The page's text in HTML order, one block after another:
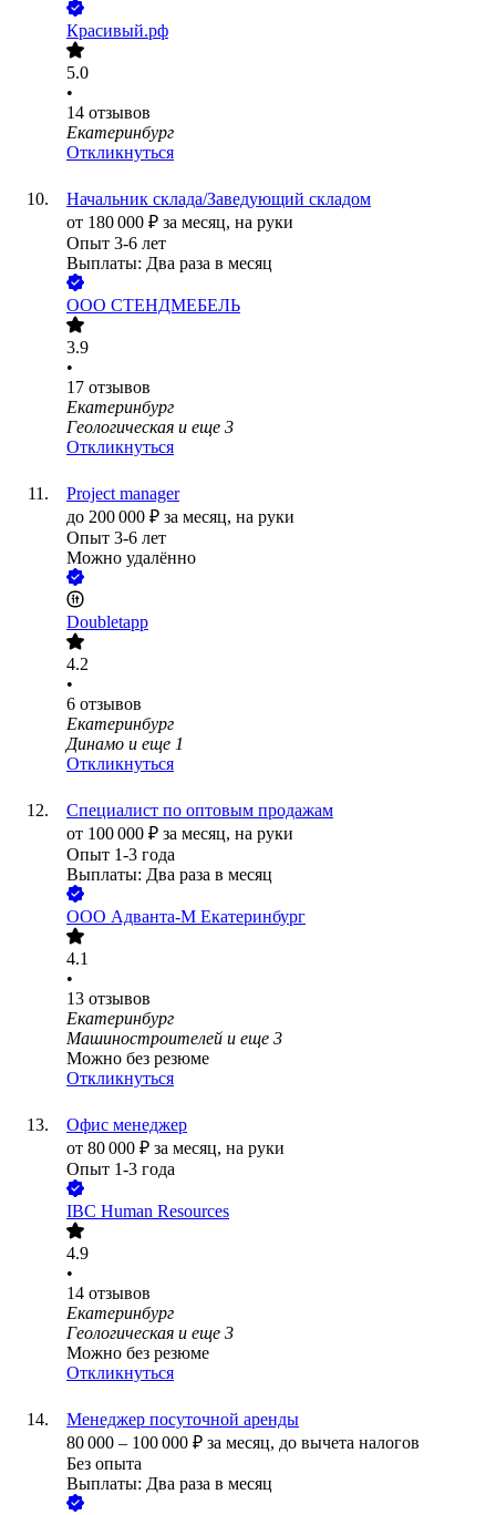
Красивый.рф
5.0
•
14 отзывов
Екатеринбург
Откликнуться
Начальник склада/Заведующий складом
от 180 000 ₽ за месяц, на руки
Опыт 3-6 лет
Выплаты: Два раза в месяц
ООО СТЕНДМЕБЕЛЬ
3.9
•
17 отзывов
Екатеринбург
Геологическая и еще 3
Откликнуться
Project manager
до 200 000 ₽ за месяц, на руки
Опыт 3-6 лет
Можно удалённо
Doubletapp
4.2
•
6 отзывов
Екатеринбург
Динамо и еще 1
Откликнуться
Специалист по оптовым продажам
от 100 000 ₽ за месяц, на руки
Опыт 1-3 года
Выплаты: Два раза в месяц
ООО Адванта-М Екатеринбург
4.1
•
13 отзывов
Екатеринбург
Машиностроителей и еще 3
Можно без резюме
Откликнуться
Офис менеджер
от 80 000 ₽ за месяц, на руки
Опыт 1-3 года
IBC Human Resources
4.9
•
14 отзывов
Екатеринбург
Геологическая и еще 3
Можно без резюме
Откликнуться
Менеджер посуточной аренды
80 000 – 100 000 ₽ за месяц, до вычета налогов
Без опыта
Выплаты: Два раза в месяц